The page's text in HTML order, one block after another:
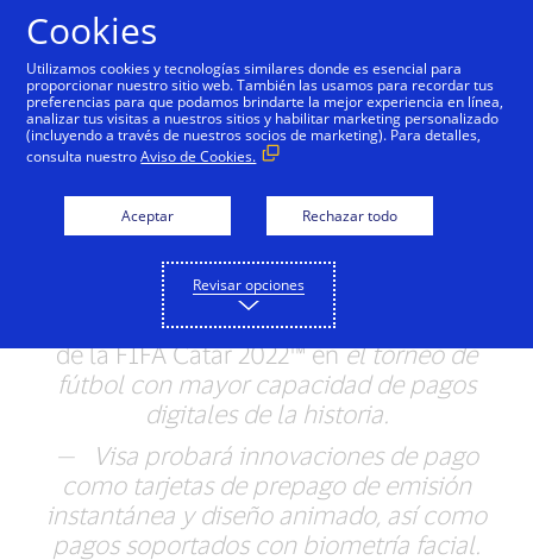
Visa lleva experiencias
innovadoras de pago a la
Copa Mundial de la FIFA
Catar 2022™
Más de 5.300 terminales de pago sin
contacto convierten a laCopa Mundial
de la FIFA Catar 2022™ enel torneo de
fútbol con mayor capacidad de pagos
digitales de la historia.
— Visa probará innovaciones de pago
como tarjetas de prepago de emisión
instantánea y diseño animado, así como
pagos soportados con biometría facial.
Cookies
Utilizamos cookies y tecnologías similares donde es esencial para
proporcionar nuestro sitio web. También las usamos para recordar tus
preferencias para que podamos brindarte la mejor experiencia en línea,
analizar tus visitas a nuestros sitios y habilitar marketing personalizado
(incluyendo a través de nuestros socios de marketing). Para detalles,
consulta nuestroAviso de Cookies.
Aceptar Rechazar todo
Revisar opciones